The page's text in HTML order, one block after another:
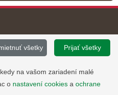
Prevádzku stránky
www.slovensko.sk a správu jej
obsahu zabezpečuje
Prijať všetky
všetky
na vašom zariadení malé
o nastavení cookies a ochrane